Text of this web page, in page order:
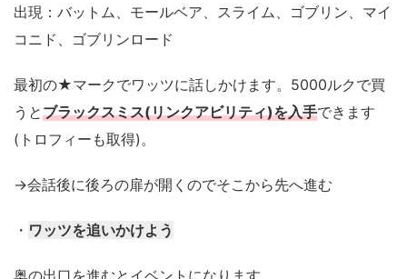
出現：バットム、モールベア、スライム、ゴブリン、マイ
コニド、ゴブリンロード
最初の★マークでワッツに話しかけます。5000ルクで買
うとブラックスミス(リンクアビリティ)を入手できます
(トロフィーも取得)。
→会話後に後ろの扉が開くのでそこから先へ進む
・ ワッツを追いかけよう